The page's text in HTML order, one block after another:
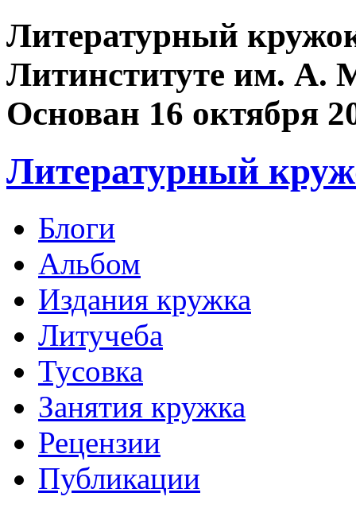
Литературный
Литинституте им. А.
Основан 16 октября
Литературный
Блоги
Альбом
Издания кружка
Литучеба
Тусовка
Занятия кружка
Рецензии
Публикации